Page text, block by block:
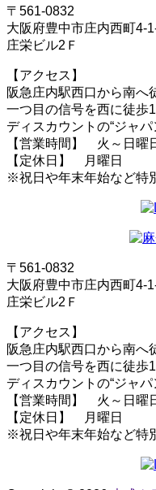
〒561-0832
大阪府豊中市庄内西町4-
庄栄ビル2Ｆ
【アクセス】
阪急庄内駅西口から南へ
一つ目の信号を西に徒歩1
ディスカウントの“ジャパ
【営業時間】 火～日
【定休日】 月曜日
※祝日や年末年始など特
〒561-0832
大阪府豊中市庄内西町4-
庄栄ビル2Ｆ
【アクセス】
阪急庄内駅西口から南へ
一つ目の信号を西に徒歩1
ディスカウントの“ジャパ
【営業時間】 火～日
【定休日】 月曜日
※祝日や年末年始など特